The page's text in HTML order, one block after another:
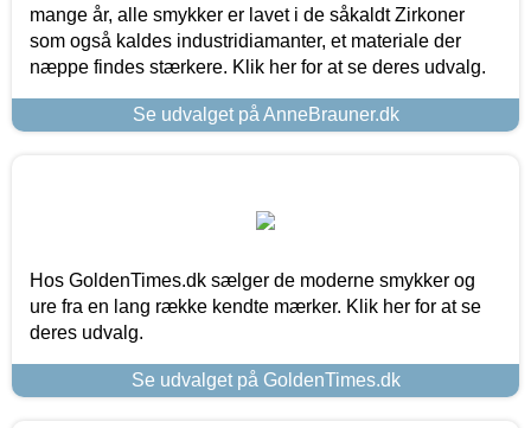
mange år, alle smykker er lavet i de såkaldt Zirkoner
som også kaldes industridiamanter, et materiale der
næppe findes stærkere. Klik her for at se deres udvalg.
Se udvalget på AnneBrauner.dk
Hos GoldenTimes.dk sælger de moderne smykker og
ure fra en lang række kendte mærker. Klik her for at se
deres udvalg.
Se udvalget på GoldenTimes.dk